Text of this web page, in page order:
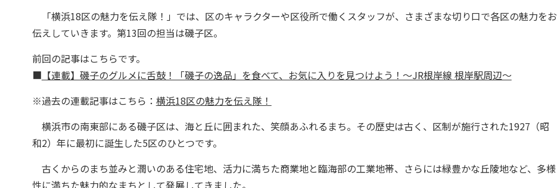
「横浜18区の魅力を伝え隊！」では、区のキャラクターや区役所で働くスタッフが、さまざまな切り口で各区の魅力をお
伝えしていきます。第13回の担当は磯子区。
前回の記事はこちらです。
■ 【連載】磯子のグルメに舌鼓！「磯子の逸品」を食べて、お気に入りを見つけよう！～JR根岸線 根岸駅周辺～
※過去の連載記事はこちら： 横浜18区の魅力を伝え隊！
横浜市の南東部にある磯子区は、海と丘に囲まれた、笑顔あふれるまち。その歴史は古く、区制が施行された1927（昭
和2）年に最初に誕生した5区のひとつです。
古くからのまち並みと潤いのある住宅地、活力に満ちた商業地と臨海部の工業地帯、さらには緑豊かな丘陵地など、多様